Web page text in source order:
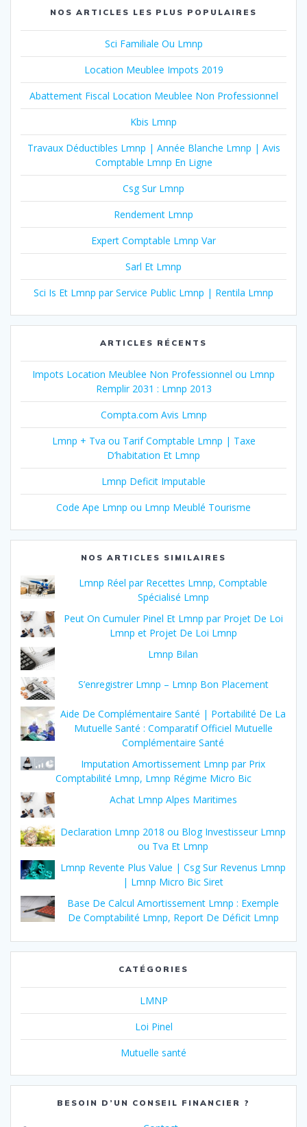
NOS ARTICLES LES PLUS POPULAIRES
Sci Familiale Ou Lmnp
Location Meublee Impots 2019
Abattement Fiscal Location Meublee Non Professionnel
Kbis Lmnp
Travaux Déductibles Lmnp | Année Blanche Lmnp | Avis
Comptable Lmnp En Ligne
Csg Sur Lmnp
Rendement Lmnp
Expert Comptable Lmnp Var
Sarl Et Lmnp
Sci Is Et Lmnp par Service Public Lmnp | Rentila Lmnp
ARTICLES RÉCENTS
Impots Location Meublee Non Professionnel ou Lmnp
Remplir 2031 : Lmnp 2013
Compta.com Avis Lmnp
Lmnp + Tva ou Tarif Comptable Lmnp | Taxe
D’habitation Et Lmnp
Lmnp Deficit Imputable
Code Ape Lmnp ou Lmnp Meublé Tourisme
NOS ARTICLES SIMILAIRES
Lmnp Réel par Recettes Lmnp, Comptable
Spécialisé Lmnp
Peut On Cumuler Pinel Et Lmnp par Projet De Loi
Lmnp et Projet De Loi Lmnp
Lmnp Bilan
S’enregistrer Lmnp – Lmnp Bon Placement
Aide De Complémentaire Santé | Portabilité De La
Mutuelle Santé : Comparatif Officiel Mutuelle
Complémentaire Santé
Imputation Amortissement Lmnp par Prix
Comptabilité Lmnp, Lmnp Régime Micro Bic
Achat Lmnp Alpes Maritimes
Declaration Lmnp 2018 ou Blog Investisseur Lmnp
ou Tva Et Lmnp
Lmnp Revente Plus Value | Csg Sur Revenus Lmnp
| Lmnp Micro Bic Siret
Base De Calcul Amortissement Lmnp : Exemple
De Comptabilité Lmnp, Report De Déficit Lmnp
CATÉGORIES
LMNP
Loi Pinel
Mutuelle santé
BESOIN D’UN CONSEIL FINANCIER ?